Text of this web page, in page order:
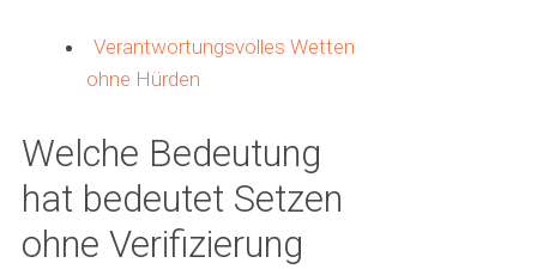
Verantwortungsvolles Wetten
ohne Hürden
Welche Bedeutung
hat bedeutet Setzen
ohne Verifizierung